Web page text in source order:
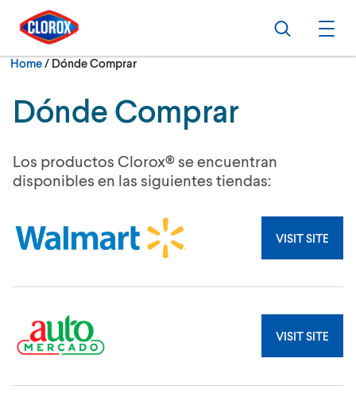
Skip to main navigation
Skip to content
Skip to footer
Search
Home/Current:
Dónde Comprar
Dónde Comprar
Los productos Clorox® se encuentran
disponibles en las siguientes tiendas:
VISIT SITE
VISIT SITE